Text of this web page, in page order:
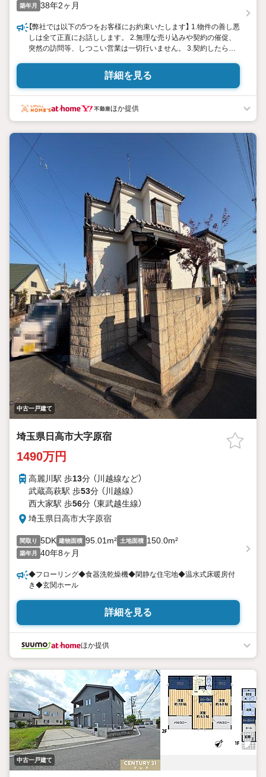
築年月 38年2ヶ月
【弊社では以下の5つをお客様にお約束いたします】 1.物件の善し悪
しは全て正直にお話しします。 2.無理な売り込みや契約の催促、
突然の訪問等、しつこい営業は一切行いません。 3.契約したら終
あること。 4.ウソやおとり広告は一切使いません。(データ更新は
迅速に行います。） 5.お客様の個人情報は細心の注意を払って取り
扱いします。
詳細を見る
ほか提供
中古一戸建て
埼玉県日高市大字原宿
1490万円
高麗川駅 歩13分 （川越線など）
武蔵高萩駅 歩53分 （川越線）
西大家駅 歩56分 （東武越生線）
埼玉県日高市大字原宿
間取り 5DK 建物面積 95.01m² 土地面積 150.0m²
築年月 40年8ヶ月
◆フローリング◆食器洗乾燥機◆閑静な住宅地◆温水式床暖房付
き◆玄関ホール
詳細を見る
ほか提供
中古一戸建て